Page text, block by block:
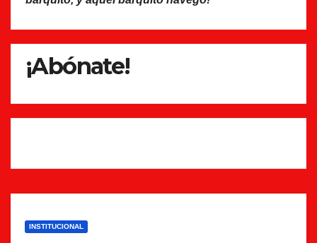
¡Abónate!
INSTITUCIONAL